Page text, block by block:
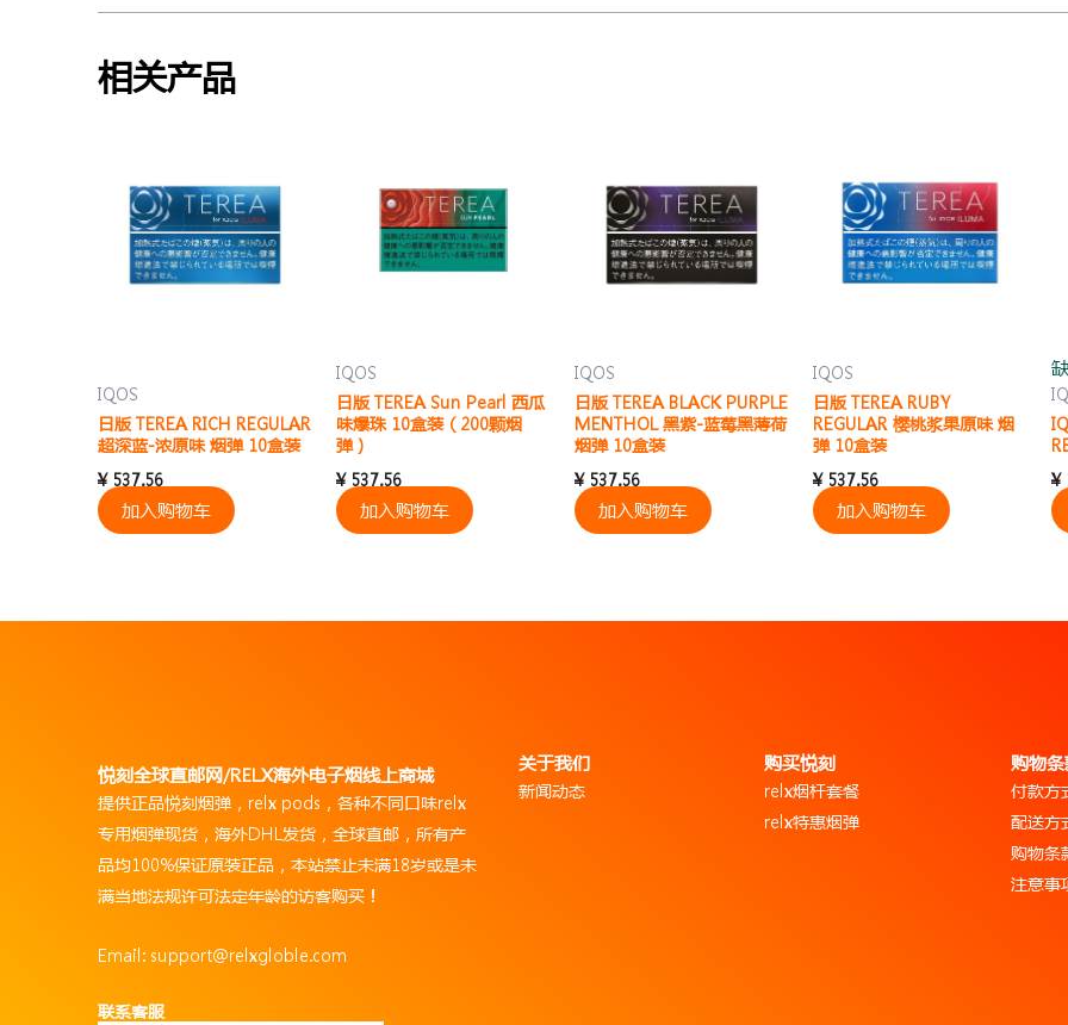
相关产品
IQOS
日版 TEREA RICH REGULAR
超深蓝-浓原味 烟弹 10盒装
¥537.56
加入购物车
IQOS
日版 TEREA Sun Pearl 西瓜
味爆珠 10盒装（200颗烟
弹）
¥537.56
加入购物车
IQOS
日版 TEREA BLACK PURPLE
MENTHOL 黑紫-蓝莓黑薄荷
烟弹 10盒装
¥537.56
加入购物车
IQOS
日版 TEREA RUBY
REGULAR 樱桃浆果原味 烟
弹 10盒装
¥537.56
加入购物车
¥
悦刻全球直邮网/RELX海外电子烟线上商城
提供正品悦刻烟弹，relx pods，各种不同口味relx
专用烟弹现货，海外DHL发货，全球直邮，所有产
品均100%保证原装正品，本站禁止未满18岁或是未
满当地法规许可法定年龄的访客购买！
Email: support@relxgloble.com
联系客服
关于我们
新闻动态
购买悦刻
relx烟杆套餐
relx特惠烟弹
购物
付款方
配送方
购物条
注意事